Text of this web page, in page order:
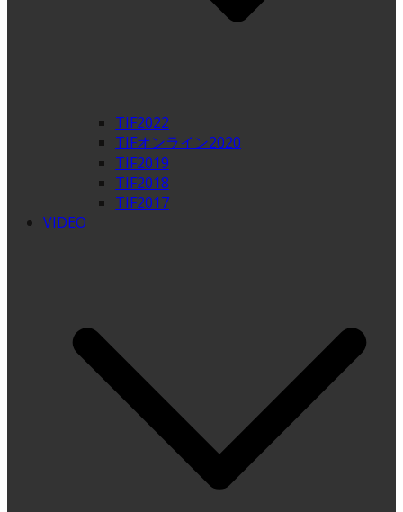
TIF2022
TIFオンライン2020
TIF2019
TIF2018
TIF2017
VIDEO